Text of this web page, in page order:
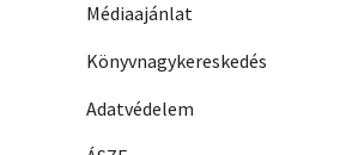
Médiaajánlat
Könyvnagykereskedés
Adatvédelem